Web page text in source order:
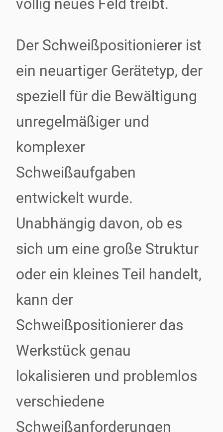
völlig neues Feld treibt.
Der Schweißpositionierer ist
ein neuartiger Gerätetyp, der
speziell für die Bewältigung
unregelmäßiger und
komplexer
Schweißaufgaben
entwickelt wurde.
Unabhängig davon, ob es
sich um eine große Struktur
oder ein kleines Teil handelt,
kann der
Schweißpositionierer das
Werkstück genau
lokalisieren und problemlos
verschiedene
Schweißanforderungen